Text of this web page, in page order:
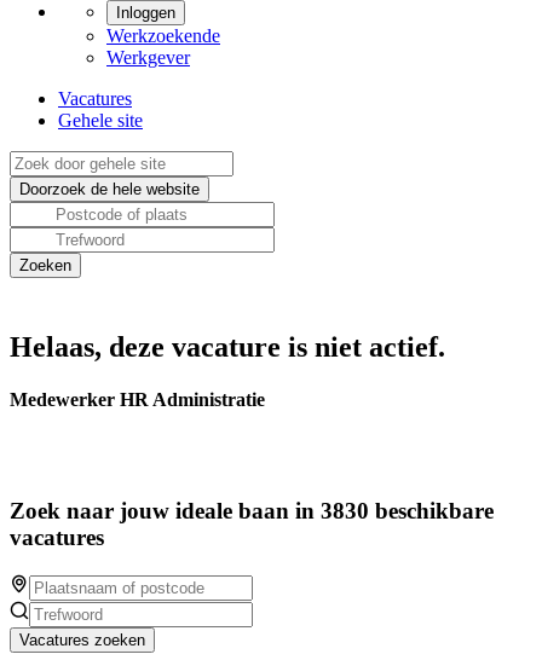
Inloggen
Werkzoekende
Werkgever
Vacatures
Gehele site
Helaas, deze vacature is niet actief.
Medewerker HR Administratie
Zoek naar jouw ideale baan in 3830 beschikbare
vacatures
Vacatures zoeken